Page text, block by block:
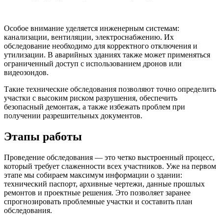
Особое внимание уделяется инженерным системам:
канализации, вентиляции, электроснабжению. Их
обследование необходимо для корректного отключения и
утилизации. В аварийных зданиях также может применяться
ограниченный доступ с использованием дронов или
видеозондов.
Такие технические обследования позволяют точно определить
участки с высоким риском разрушения, обеспечить
безопасный демонтаж, а также избежать проблем при
получении разрешительных документов.
Этапы работы
Проведение обследования — это четко выстроенный процесс,
который требует слаженности всех участников. Уже на первом
этапе мы собираем максимум информации о здании:
технический паспорт, архивные чертежи, данные прошлых
ремонтов и проектные решения. Это позволяет заранее
спрогнозировать проблемные участки и составить план
обследования.